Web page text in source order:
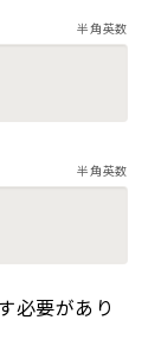
半角英数
半角英数
必要があり